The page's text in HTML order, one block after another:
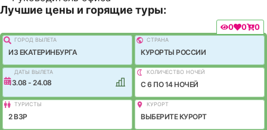
Лучшие цены и горящие туры:
0 0 0
ГОРОД ВЫЛEТА
ИЗ ЕКАТЕРИНБУРГА
СТРАНА
КУРОРТЫ РОССИИ
ДАТЫ ВЫЛЕТА
13.08 - 24.08
КОЛИЧЕСТВО НОЧЕЙ
C 6 ПО 14 НОЧЕЙ
ТУРИСТЫ
2 ВЗР
КУРОРТ
ВЫБЕРИТЕ КУРОРТ